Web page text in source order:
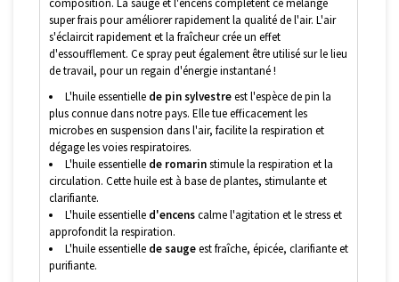
super frais pour améliorer rapidement la qualité de l'air. L'air
s'éclaircit rapidement et la fraîcheur crée un effet
d'essoufflement. Ce spray peut également être utilisé sur le lieu
de travail, pour un regain d'énergie instantané !
L'huile essentielle de pin sylvestreest l'espèce de pin la
plus connue dans notre pays. Elle tue efficacement les
microbes en suspension dans l'air, facilite la respiration et
dégage les voies respiratoires.
L'huile essentielle de romarinstimule la respiration et la
circulation. Cette huile est à base de plantes, stimulante et
clarifiante.
L'huile essentielle d'encenscalme l'agitation et le stress et
approfondit la respiration.
L'huile essentielle de saugeest fraîche, épicée, clarifiante et
purifiante.